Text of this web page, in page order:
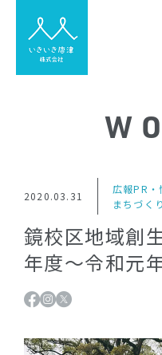
2020.03.31
広報PR・
まちづく
鏡校区地域創
年度～令和元年